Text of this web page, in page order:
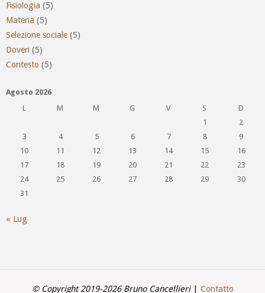
Fisiologia (5)
Materia (5)
Selezione sociale (5)
Doveri (5)
Contesto (5)
Agosto 2026
L
M M G V S
D
1
2
3
4 5 6 7 8
9
10
11 12 13 14 15
16
17
18 19 20 21 22
23
24
25 26 27 28 29
30
31
« Lug
© Copyright 2019-2026 Bruno Cancellieri| Contatto